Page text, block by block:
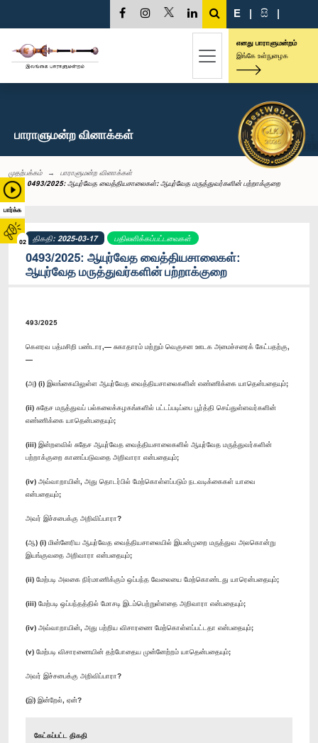
பார்க்க
02
E | සි |
எனது பாராளுமன்றம்
இங்கே உள்நுழைக
பாராளுமன்ற வினாக்கள்
முதற்பக்கம்
பாராளுமன்ற வினாக்கள்
0493/2025: ஆயுர்வேத வைத்தியசாலைகள்: ஆயுர்வேத மருத்துவர்களின் பற்றாக்குறை
திகதி: 2025-03-17 பதிலளிக்கப்பட்டவைகள்
0493/2025: ஆயுர்வேத வைத்தியசாலைகள்:
ஆயுர்வேத மருத்துவர்களின் பற்றாக்குறை
493/2025
கௌரவ பத்மசிறி பண்டார,— சுகாதாரம் மற்றும் வெகுசன ஊடக அமைச்சரைக் கேட்பதற்கு,
—
(அ) (i) இலங்கையிலுள்ள ஆயுர்வேத வைத்தியசாலைகளின் எண்ணிக்கை யாதென்பதையும்;
(ii) சுதேச மருத்துவப் பல்கலைக்கழகங்களில் பட்டப்படிப்பை பூர்த்தி செய்துள்ளவர்களின்
எண்ணிக்கை யாதென்பதையும்;
(iii) இன்றளவில் சுதேச ஆயுர்வேத வைத்தியசாலைகளில் ஆயுர்வேத மருத்துவர்களின்
பற்றாக்குறை காணப்படுவதை அறிவாரா என்பதையும்;
(iv) அவ்வாறாயின், அது தொடர்பில் மேற்கொள்ளப்படும் நடவடிக்கைகள் யாவை
என்பதையும்;
அவர் இச்சபைக்கு அறிவிப்பாரா?
(ஆ) (i) மின்னேரிய ஆயுர்வேத வைத்தியசாலையில் இயன்முறை மருத்துவ அலகொன்று
இயங்குவதை அறிவாரா என்பதையும்;
(ii) மேற்படி அலகை நிர்மாணிக்கும் ஒப்பந்த வேலையை மேற்கொண்டது யாரென்பதையும்;
(iii) மேற்படி ஒப்பந்தத்தில் மோசடி இடம்பெற்றுள்ளதை அறிவாரா என்பதையும்;
(iv) அவ்வாறாயின், அது பற்றிய விசாரணை மேற்கொள்ளப்பட்டதா என்பதையும்;
(v) மேற்படி விசாரணையின் தற்போதைய முன்னேற்றம் யாதென்பதையும்;
அவர் இச்சபைக்கு அறிவிப்பாரா?
(இ) இன்றேல், ஏன்?
கேட்கப்பட்ட திகதி